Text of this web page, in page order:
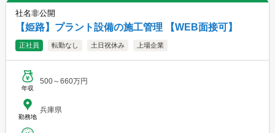
社名非公開
【姫路】プラント設備の施工管理 【WEB面接可】
正社員 転勤なし 土日祝休み 上場企業
年収
500～660万円
勤務地
兵庫県